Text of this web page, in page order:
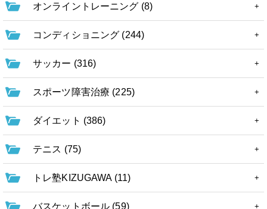
オンライントレーニング (8)
コンディショニング (244)
サッカー (316)
スポーツ障害治療 (225)
ダイエット (386)
テニス (75)
トレ塾KIZUGAWA (11)
バスケットボール (59)